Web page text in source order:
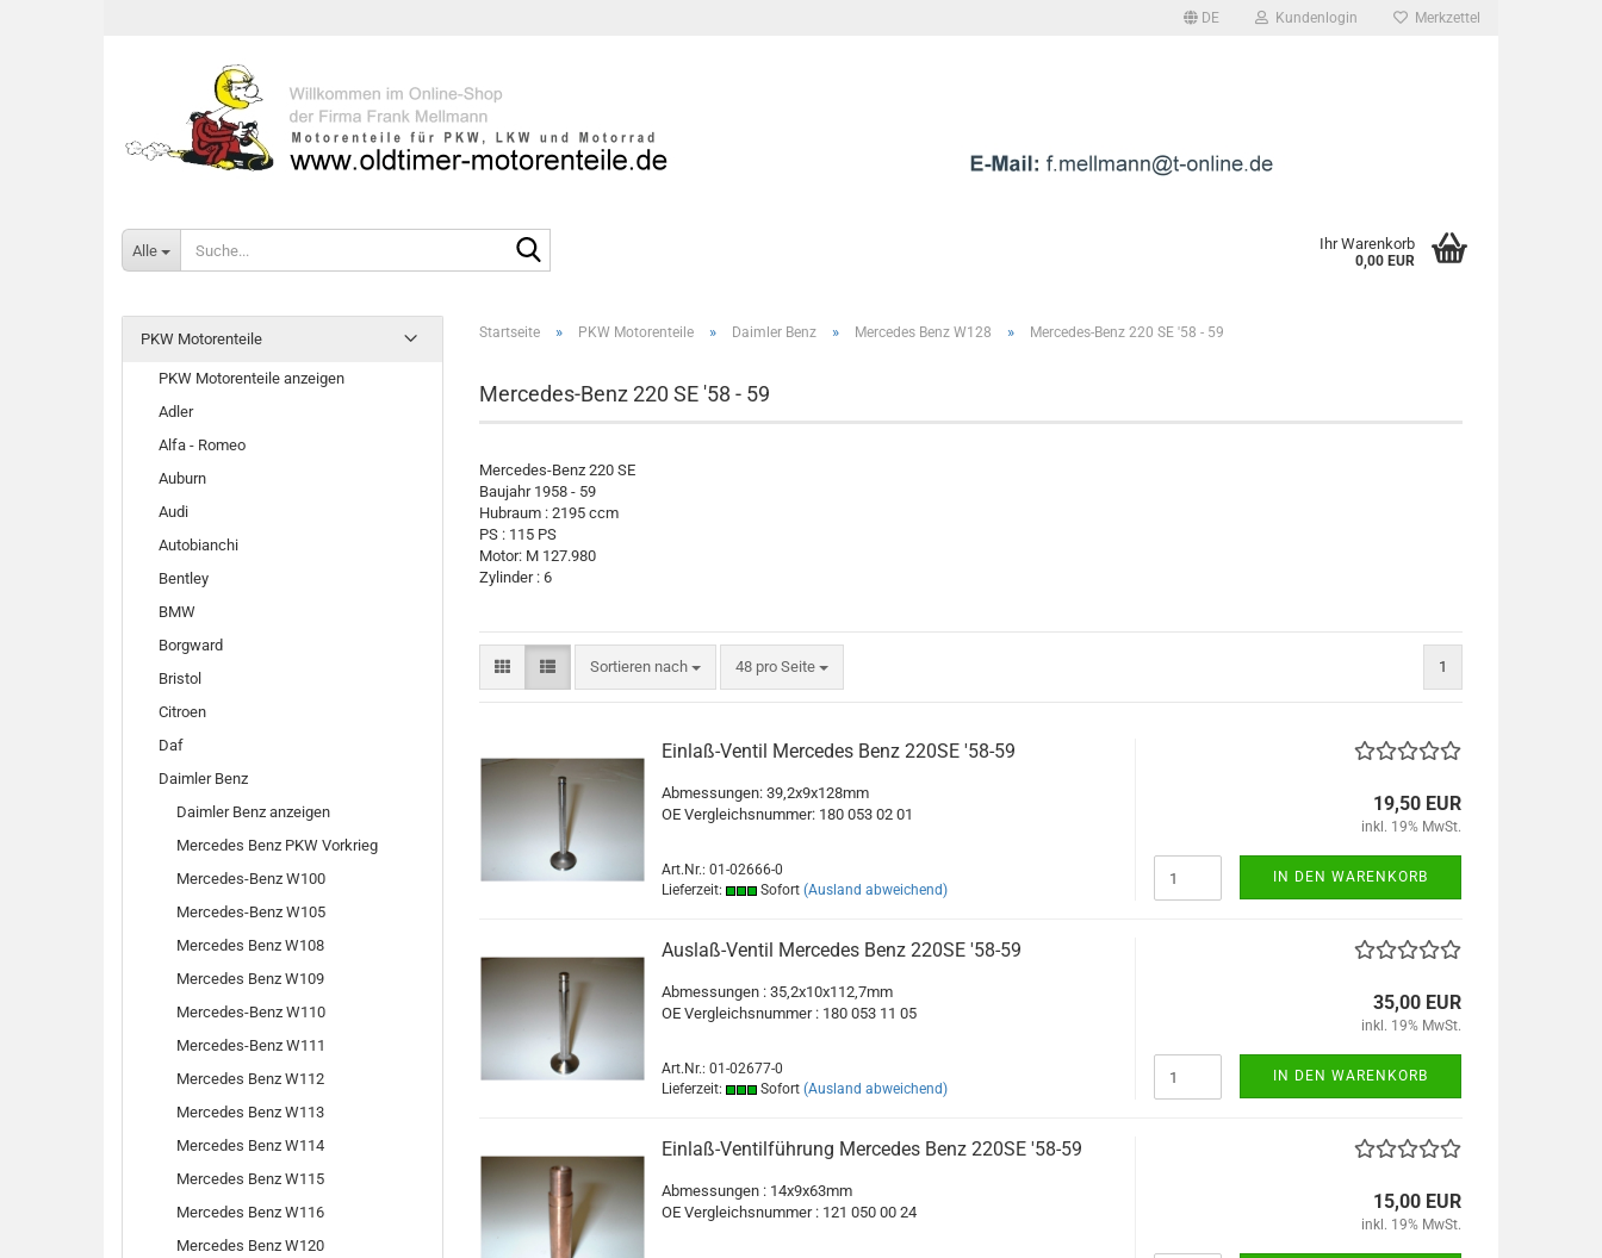
DE Kundenlogin Merkzettel
Alle Ihr Warenkorb
0,00 EUR
Startseite » PKW Motorenteile » Daimler Benz » Mercedes Benz W128 » Mercedes-Benz 220 SE '58 - 59
Mercedes-Benz 220 SE '58 - 59
Mercedes-Benz 220 SE
Baujahr 1958 - 59
Hubraum : 2195 ccm
PS : 115 PS
Motor: M 127.980
Zylinder : 6
Sortieren nach
Sortieren nach 48 pro Seite
pro Seite 1
Einlaß-Ventil Mercedes Benz 220SE '58-59
Abmessungen: 39,2x9x128mm
OE Vergleichsnummer: 180 053 02 01
Art.Nr.: 01-02666-0
Lieferzeit:
Sofort (Ausland abweichend)
19,50 EUR
inkl. 19% MwSt.
IN DEN WARENKORB
Auslaß-Ventil Mercedes Benz 220SE '58-59
Abmessungen : 35,2x10x112,7mm
OE Vergleichsnummer : 180 053 11 05
Art.Nr.: 01-02677-0
Lieferzeit:
Sofort (Ausland abweichend)
35,00 EUR
inkl. 19% MwSt.
IN DEN WARENKORB
Einlaß-Ventilführung Mercedes Benz 220SE '58-59
Abmessungen : 14x9x63mm
OE Vergleichsnummer : 121 050 00 24
15,00 EUR
inkl. 19% MwSt.
PKW Motorenteile
PKW Motorenteile anzeigen
Adler
Alfa - Romeo
Auburn
Audi
Autobianchi
Bentley
BMW
Borgward
Bristol
Citroen
Daf
Daimler Benz
Daimler Benz anzeigen
Mercedes Benz PKW Vorkrieg
Mercedes-Benz W100
Mercedes-Benz W105
Mercedes Benz W108
Mercedes Benz W109
Mercedes-Benz W110
Mercedes-Benz W111
Mercedes Benz W112
Mercedes Benz W113
Mercedes Benz W114
Mercedes Benz W115
Mercedes Benz W116
Mercedes Benz W120